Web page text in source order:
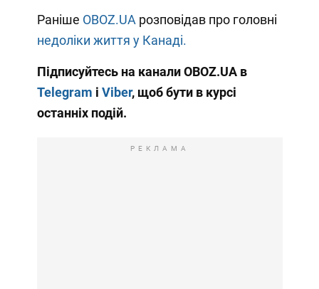
Раніше OBOZ.UA розповідав про головні
недоліки життя у Канаді.
Підписуйтесь на канали OBOZ.UA в
Telegram і Viber, щоб бути в курсі
останніх подій.
РЕКЛАМА